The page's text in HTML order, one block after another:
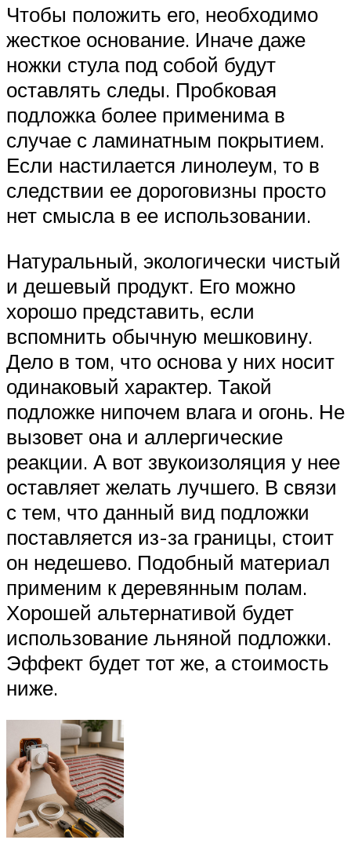
Чтобы положить его, необходимо
жесткое основание. Иначе даже
ножки стула под собой будут
оставлять следы. Пробковая
подложка более применима в
случае с ламинатным покрытием.
Если настилается линолеум, то в
следствии ее дороговизны просто
нет смысла в ее использовании.
Натуральный, экологически чистый
и дешевый продукт. Его можно
хорошо представить, если
вспомнить обычную мешковину.
Дело в том, что основа у них носит
одинаковый характер. Такой
подложке нипочем влага и огонь. Не
вызовет она и аллергические
реакции. А вот звукоизоляция у нее
оставляет желать лучшего. В связи
с тем, что данный вид подложки
поставляется из-за границы, стоит
он недешево. Подобный материал
применим к деревянным полам.
Хорошей альтернативой будет
использование льняной подложки.
Эффект будет тот же, а стоимость
ниже.